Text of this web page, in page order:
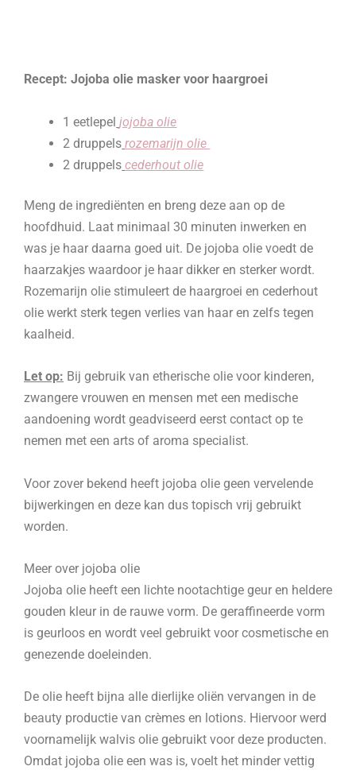
Recept: Jojoba olie masker voor haargroei
1 eetlepel jojoba olie
2 druppels rozemarijn olie
2 druppels cederhout olie
Meng de ingrediënten en breng deze aan op de
hoofdhuid. Laat minimaal 30 minuten inwerken en
was je haar daarna goed uit. De jojoba olie voedt de
haarzakjes waardoor je haar dikker en sterker wordt.
Rozemarijn olie stimuleert de haargroei en cederhout
olie werkt sterk tegen verlies van haar en zelfs tegen
kaalheid.
Let op: Bij gebruik van etherische olie voor kinderen,
zwangere vrouwen en mensen met een medische
aandoening wordt geadviseerd eerst contact op te
nemen met een arts of aroma specialist.
Voor zover bekend heeft jojoba olie geen vervelende
bijwerkingen en deze kan dus topisch vrij gebruikt
worden.
Meer over jojoba olie
Jojoba olie heeft een lichte nootachtige geur en heldere
gouden kleur in de rauwe vorm. De geraffineerde vorm
is geurloos en wordt veel gebruikt voor cosmetische en
genezende doeleinden.
De olie heeft bijna alle dierlijke oliën vervangen in de
beauty productie van crèmes en lotions. Hiervoor werd
voornamelijk walvis olie gebruikt voor deze producten.
Omdat jojoba olie een was is, voelt het minder vettig